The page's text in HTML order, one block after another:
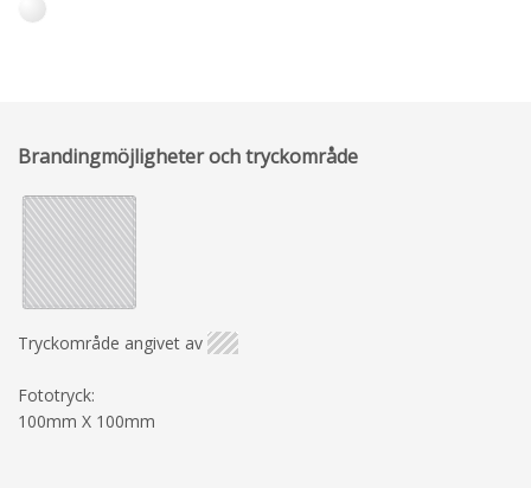
Brandingmöjligheter och tryckområde
Tryckområde angivet av
Fototryck:
100mm X 100mm